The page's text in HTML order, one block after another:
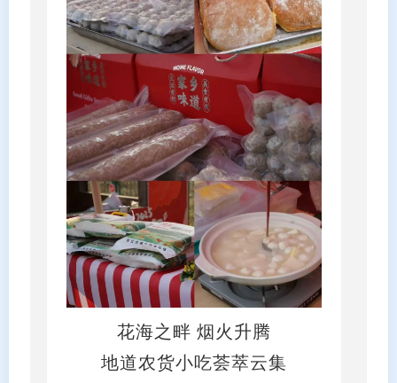
花海之畔 烟火升腾
地道农货小吃荟萃云集